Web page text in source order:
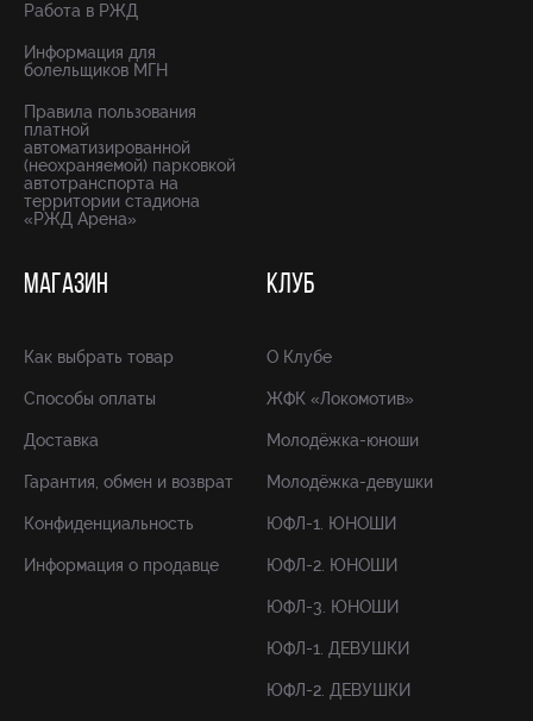
Работа в РЖД
Информация для
болельщиков МГН
Правила пользования
платной
автоматизированной
(неохраняемой) парковкой
автотранспорта на
территории стадиона
«РЖД Арена»
МАГАЗИН
Как выбрать товар
Способы оплаты
Доставка
Гарантия, обмен и возврат
Конфиденциальность
Информация о продавце
КЛУБ
О Клубе
ЖФК «Локомотив»
Молодёжка-юноши
Молодёжка-девушки
ЮФЛ-1. ЮНОШИ
ЮФЛ-2. ЮНОШИ
ЮФЛ-3. ЮНОШИ
ЮФЛ-1. ДЕВУШКИ
ЮФЛ-2. ДЕВУШКИ